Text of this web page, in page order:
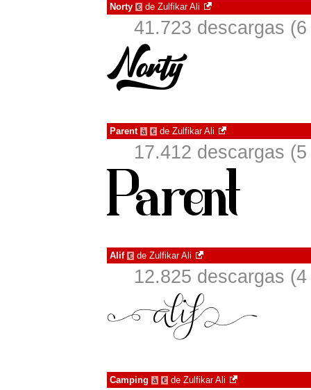
Norty € de Zulfikar Ali
41.723 descargas
Parent à € de Zulfikar Ali
17.412 descargas
Alif € de Zulfikar Ali
12.825 descargas
Camping à € de Zulfikar Ali